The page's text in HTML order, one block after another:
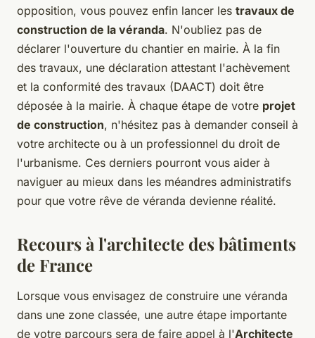
opposition, vous pouvez enfin lancer les travaux de
construction de la véranda. N'oubliez pas de
déclarer l'ouverture du chantier en mairie. À la fin
des travaux, une déclaration attestant l'achèvement
et la conformité des travaux (DAACT) doit être
déposée à la mairie. À chaque étape de votre projet
de construction, n'hésitez pas à demander conseil à
votre architecte ou à un professionnel du droit de
l'urbanisme. Ces derniers pourront vous aider à
naviguer au mieux dans les méandres administratifs
pour que votre rêve de véranda devienne réalité.
Recours à l'architecte des bâtiments
de France
Lorsque vous envisagez de construire une véranda
dans une zone classée, une autre étape importante
de votre parcours sera de faire appel à l'Architecte